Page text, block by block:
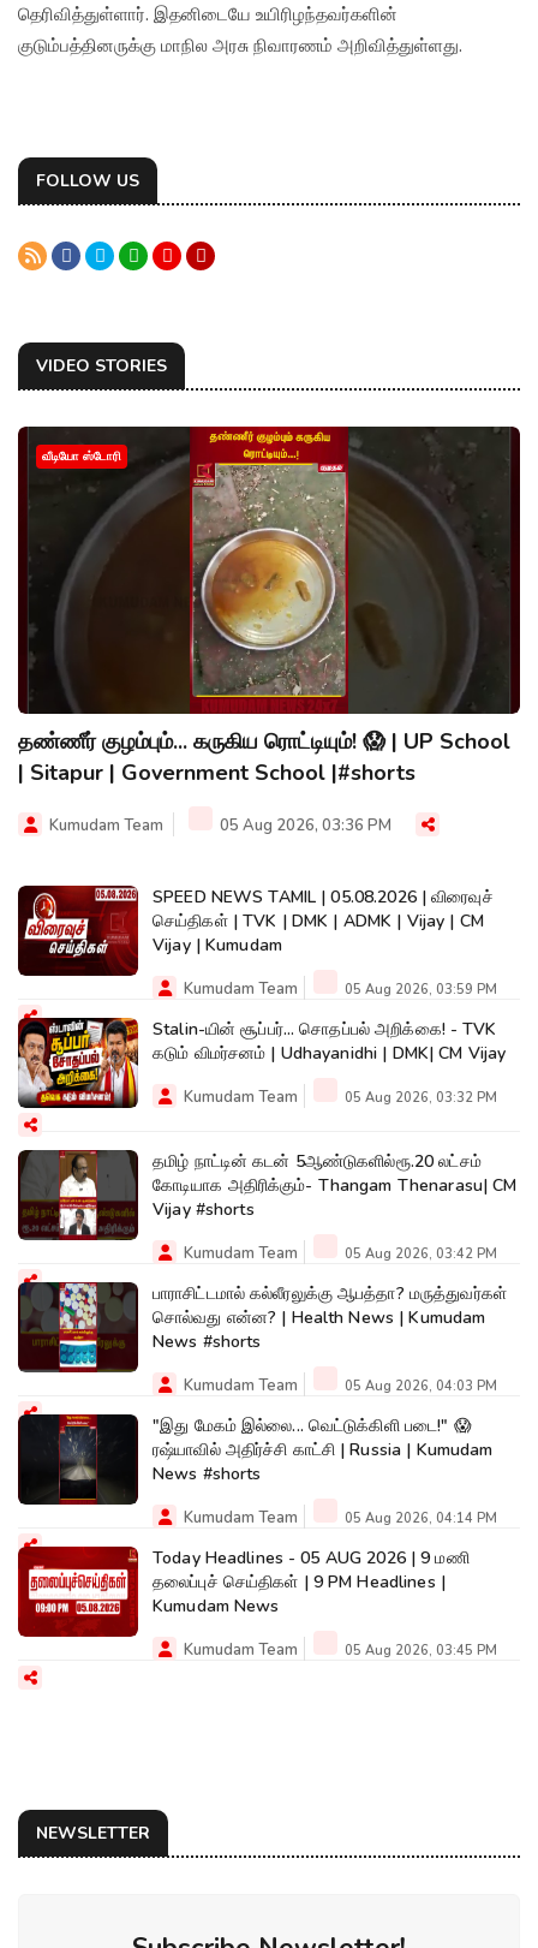
தெரிவித்துள்ளார். இதனிடையே உயிரிழந்தவர்களின்
குடும்பத்தினருக்கு மாநில அரசு நிவாரணம் அறிவித்துள்ளது.
FOLLOW US
VIDEO STORIES
வீடியோ ஸ்டோரி
தண்ணீர் குழம்பும்... கருகிய ரொட்டியும்! 😱 | UP School
| Sitapur | Government School |#shorts
Kumudam Team 05 Aug 2026, 03:36 PM
SPEED NEWS TAMIL | 05.08.2026 | விரைவுச்
செய்திகள் | TVK | DMK | ADMK | Vijay | CM
Vijay | Kumudam
Kumudam Team 05 Aug 2026, 03:59 PM
Stalin-யின் சூப்பர்... சொதப்பல் அறிக்கை! - TVK
கடும் விமர்சனம் | Udhayanidhi | DMK| CM Vijay
Kumudam Team 05 Aug 2026, 03:32 PM
தமிழ் நாட்டின் கடன் 5ஆண்டுகளில்ரூ.20 லட்சம்
கோடியாக அதிரிக்கும்- Thangam Thenarasu| CM
Vijay #shorts
Kumudam Team 05 Aug 2026, 03:42 PM
பாராசிட்டமால் கல்லீரலுக்கு ஆபத்தா? மருத்துவர்கள்
சொல்வது என்ன? | Health News | Kumudam
News #shorts
Kumudam Team 05 Aug 2026, 04:03 PM
"இது மேகம் இல்லை... வெட்டுக்கிளி படை!" 😱
ரஷ்யாவில் அதிர்ச்சி காட்சி | Russia | Kumudam
News #shorts
Kumudam Team 05 Aug 2026, 04:14 PM
Today Headlines - 05 AUG 2026 | 9 மணி
தலைப்புச் செய்திகள் | 9 PM Headlines |
Kumudam News
Kumudam Team 05 Aug 2026, 03:45 PM
NEWSLETTER